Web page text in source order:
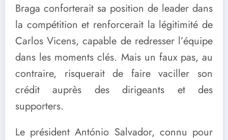
Braga conforterait sa position de leader dans
la compétition et renforcerait la légitimité de
Carlos Vicens, capable de redresser l’équipe
dans les moments clés. Mais un faux pas, au
contraire, risquerait de faire vaciller son
crédit auprès des dirigeants et des
supporters.
Le président António Salvador, connu pour